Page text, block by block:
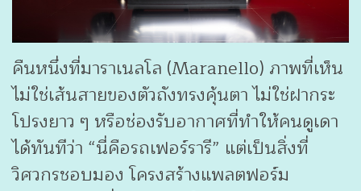
คืนหนึ่งที่มาราเนลโล (Maranello) ภาพที่เห็น
ไม่ใช่เส้นสายของตัวถังทรงคุ้นตา ไม่ใช่ฝากระ
โปรงยาว ๆ หรือช่องรับอากาศที่ทำให้คนดูเดา
ได้ทันทีว่า “นี่คือรถเฟอร์รารี” แต่เป็นสิ่งที่
วิศวกรชอบมอง โครงสร้างแพลตฟอร์ม